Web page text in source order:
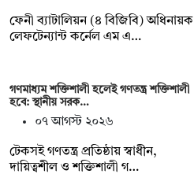
ফেনী ব্যাটালিয়ন (৪ বিজিবি) অধিনায়ক
লেফটেন্যান্ট কর্নেল এম এ…
গণমাধ্যম শক্তিশালী হলেই গণতন্ত্র শক্তিশালী
হবে: স্থানীয় সরক…
০৭ আগস্ট ২০২৬
টেকসই গণতন্ত্র প্রতিষ্ঠায় স্বাধীন,
দায়িত্বশীল ও শক্তিশালী গ…